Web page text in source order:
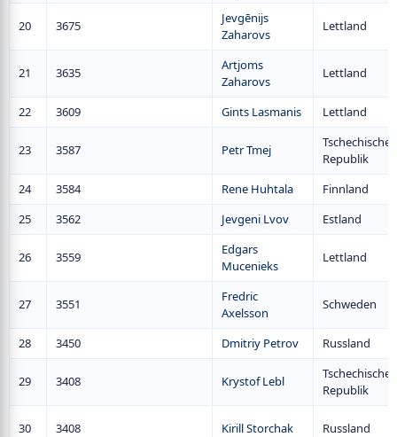
20 3675
Jevgēnijs
Zaharovs
Lettland
21 3635
Artjoms
Zaharovs
Lettland
22 3609 Gints Lasmanis Lettland
23 3587 Petr Tmej
Tschechische
Republik
24
3584 Rene Huhtala
Finnland
25
3562 Jevgeni Lvov Estland
26 3559
Edgars
Mucenieks
Lettland
27 3551
Fredric
Axelsson
Schweden
28 3450 Dmitriy Petrov Russland
29 3408 Krystof Lebl
Tschechische
Republik
30 3408 Kirill Storchak Russland